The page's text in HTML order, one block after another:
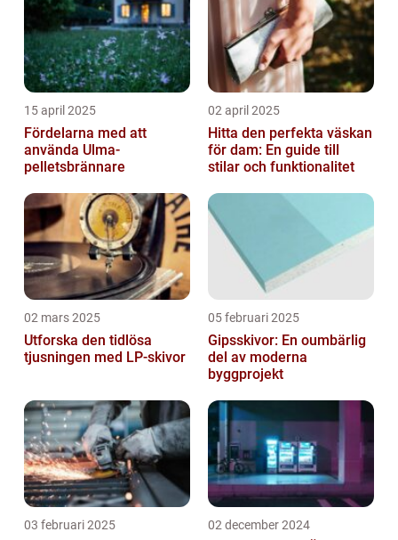
15 april 2025
Fördelarna med att
använda Ulma-
pelletsbrännare
02 april 2025
Hitta den perfekta väskan
för dam: En guide till
stilar och funktionalitet
02 mars 2025
Utforska den tidlösa
tjusningen med LP-skivor
05 februari 2025
Gipsskivor: En oumbärlig
del av moderna
byggprojekt
03 februari 2025 02 december 2024